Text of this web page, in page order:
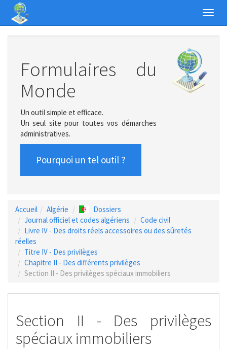
Formulaires du
Monde
Un outil simple et efficace.
Un seul site pour toutes vos démarches
administratives.
Pourquoi un tel outil ?
Accueil Algérie
Dossiers
Journal officiel et codes algériens
Code civil
Livre IV - Des droits réels accessoires ou des sûretés
réelles
Titre IV - Des privilèges
Chapitre II - Des différents privilèges
Section II - Des privilèges spéciaux immobiliers
Section II - Des privilèges
spéciaux immobiliers